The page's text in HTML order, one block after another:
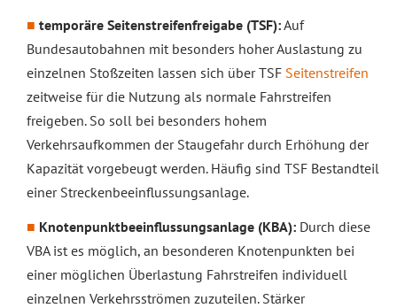
temporäre Seitenstreifenfreigabe (TSF):Auf
Bundesautobahnen mit besonders hoher Auslastung zu
einzelnen Stoßzeiten lassen sich über TSF Seitenstreifen
zeitweise für die Nutzung als normale Fahrstreifen
freigeben. So soll bei besonders hohem
Verkehrsaufkommen der Staugefahr durch Erhöhung der
Kapazität vorgebeugt werden. Häufig sind TSF Bestandteil
einer Streckenbeeinflussungsanlage.
Knotenpunktbeeinflussungsanlage (KBA): Durch diese
VBA ist es möglich, an besonderen Knotenpunkten bei
einer möglichen Überlastung Fahrstreifen individuell
einzelnen Verkehrsströmen zuzuteilen. Stärker